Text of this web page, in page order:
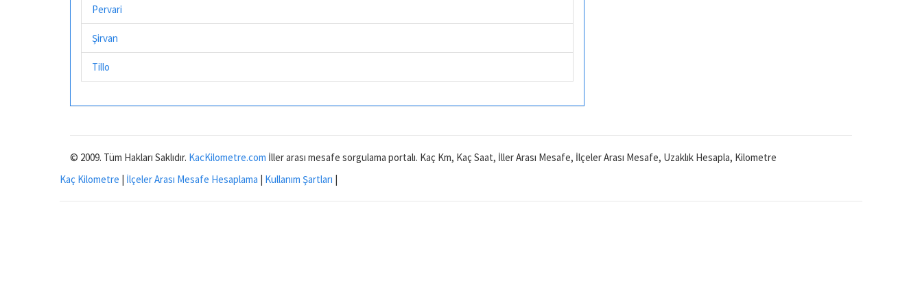
Pervari
Şirvan
Tillo
© 2009. Tüm Hakları Saklıdır. KacKilometre.com İller arası mesafe sorgulama portalı. Kaç Km, Kaç Saat, İller Arası Mesafe, İlçeler Arası Mesafe, Uzaklık Hesapla, Kilometre
Kaç Kilometre | İlçeler Arası Mesafe Hesaplama | Kullanım Şartları |